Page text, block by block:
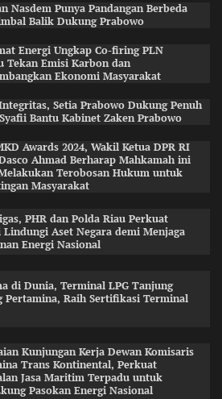
Nasdem Punya Pandangan Berbeda
Balik Dukung Prabowo
Energi Ungkap Co-firing PLN
Tekan Emisi Karbon dan
Ekonomi Masyarakat
Setia Prabowo Dukung Penuh
Bantu Kabinet Zaken Prabowo
Awards 2024, Wakil Ketua DPR RI
Ahmad Berharap Mahkamah ini
Terobosan Hukum untuk
Masyarakat
PHR dan Polda Riau Perkuat
Lindungi Aset Negara demi Menjaga
Energi Nasional
di Dunia, Terminal LPG Tanjung
Pertamina, Raih Sertifikasi Terminal
Kunjungan Kerja Dewan Komisaris
Trans Kontinental, Perkuat
Jasa Maritim Terpadu untuk
Pasokan Energi Nasional